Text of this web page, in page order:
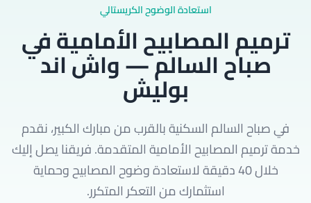
استعادة الوضوح الكريستالي
ترميم المصابيح الأمامية في
صباح السالم — واش اند
بوليش
في صباح السالم السكنية بالقرب من مبارك الكبير، نقدم
خدمة ترميم المصابيح الأمامية المتقدمة. فريقنا يصل إليك
خلال 40 دقيقة لاستعادة وضوح المصابيح وحماية
استثمارك من التعكر المتكرر.